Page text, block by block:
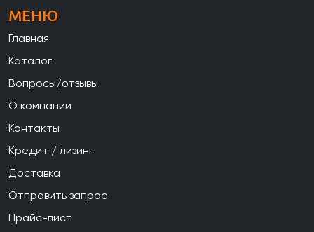
МЕНЮ
Главная
Каталог
Вопросы/отзывы
О компании
Контакты
Кредит / лизинг
Доставка
Отправить запрос
Прайс-лист